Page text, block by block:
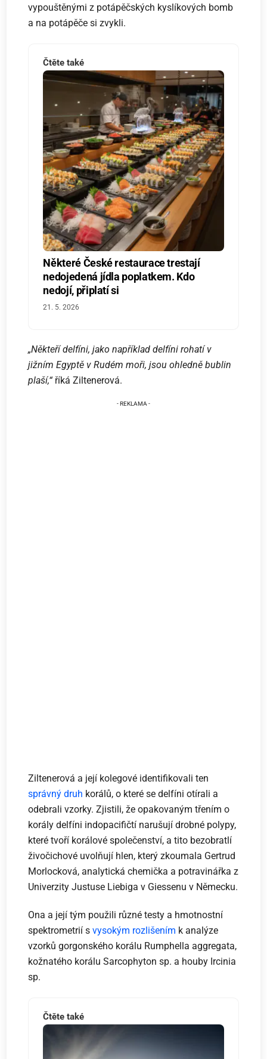
vypouštěnými z potápěčských kyslíkových bomb
a na potápěče si zvykli.
Čtěte také
Některé České restaurace trestají
nedojedená jídla poplatkem. Kdo
nedojí, připlatí si
21. 5. 2026
„Někteří delfíni, jako například delfíni rohatí v
jižním Egyptě v Rudém moři, jsou ohledně bublin
plaší,“říká Ziltenerová.
Ziltenerová a její kolegové identifikovali ten
správný druh korálů, o které se delfíni otírali a
odebrali vzorky. Zjistili, že opakovaným třením o
korály delfíni indopacifičtí narušují drobné polypy,
které tvoří korálové společenství, a tito bezobratlí
živočichové uvolňují hlen, který zkoumala Gertrud
Morlocková, analytická chemička a potravinářka z
Univerzity Justuse Liebiga v Giessenu v Německu.
Ona a její tým použili různé testy a hmotnostní
spektrometrií svysokým rozlišením k analýze
vzorků gorgonského korálu Rumphella aggregata,
kožnatého korálu Sarcophyton sp. a houby Ircinia
sp.
Čtěte také